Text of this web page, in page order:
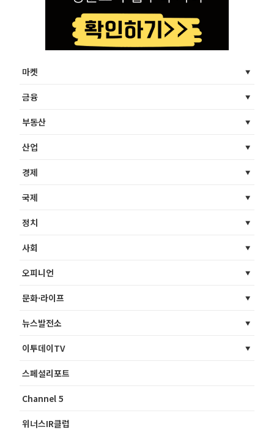
마켓
금융
부동산
산업
경제
국제
정치
사회
오피니언
문화·라이프
뉴스발전소
이투데이TV
스페셜리포트
Channel 5
위너스IR클럽